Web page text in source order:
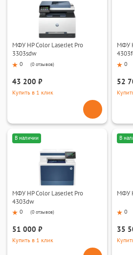
МФУ HP Color LaserJet Pro
3303sdw
0 (0 отзывов)
43 200 ₽
Купить в 1 клик
МФУ
0
52
В наличии
МФУ HP Color LaserJet Pro
4303dw
0 (0 отзывов)
51 000 ₽
Купить в 1 клик
В
МФУ
0
35